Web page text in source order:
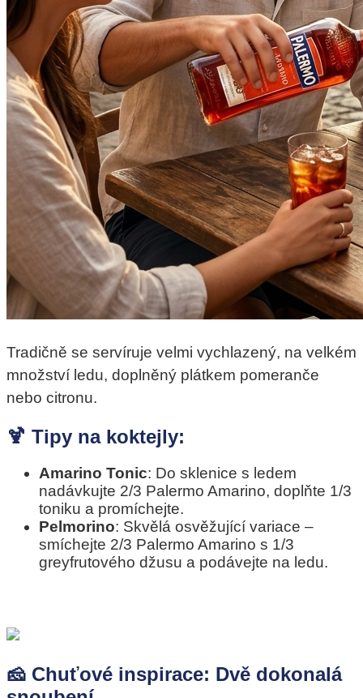
Tradičně se servíruje velmi vychlazený, na velkém
množství ledu, doplněný plátkem pomeranče
nebo citronu.
🍹 Tipy na koktejly:
Amarino Tonic: Do sklenice s ledem
nadávkujte 2/3 Palermo Amarino, doplňte 1/3
toniku a promíchejte.
Pelmorino: Skvělá osvěžující variace –
smíchejte 2/3 Palermo Amarino s 1/3
greyfrutového džusu a podávejte na ledu.
🧀 Chuťové inspirace: Dvě dokonalá